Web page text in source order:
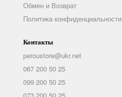
Обмен и Возврат
Политика конфиденциальности
Контакты
peroustore@ukr.net
067 200 50 25
099 200 50 25